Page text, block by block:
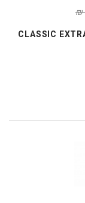
CLASSIC